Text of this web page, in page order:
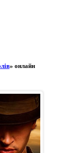
» онлайн